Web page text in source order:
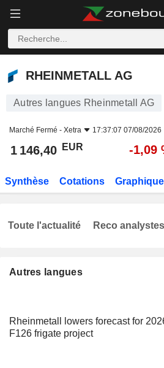
RHEINMETALL AG
RHEINMETALL AG
Autres langues Rheinmetall AG
Marché Fermé - Xetra 17:37:07 07/08/2026
1 146,40 EUR -1,09
Synthèse Cotations
Autres langues
Rheinmetall lowers forecast for
F126 frigate project
Toute l'actualité Reco analystes